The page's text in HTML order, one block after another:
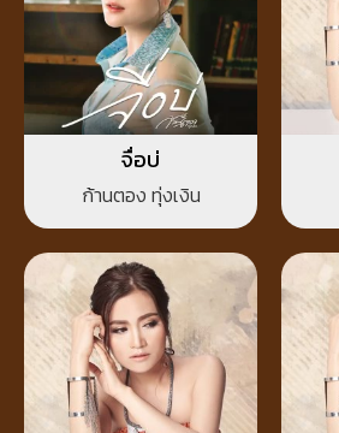
จื่อบ่
ก้านตอง ทุ่งเงิน